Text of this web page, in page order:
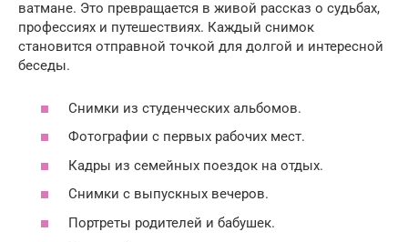
ватмане. Это превращается в живой рассказ о судьбах,
профессиях и путешествиях. Каждый снимок
становится отправной точкой для долгой и интересной
беседы.
Снимки из студенческих альбомов.
Фотографии с первых рабочих мест.
Кадры из семейных поездок на отдых.
Снимки с выпускных вечеров.
Портреты родителей и бабушек.